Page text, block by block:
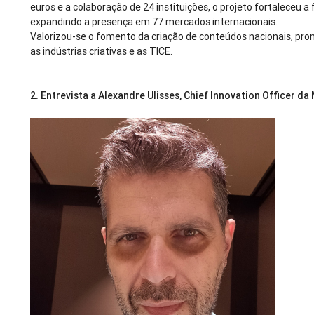
euros e a colaboração de 24 instituições, o projeto fortaleceu a
expandindo a presença em 77 mercados internacionais.
Valorizou-se o fomento da criação de conteúdos nacionais,
as indústrias criativas e as TICE.
2. Entrevista a Alexandre Ulisses, Chief Innovation Officer da